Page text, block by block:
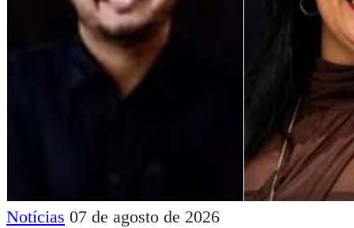
Notícias 07 de agosto de 2026